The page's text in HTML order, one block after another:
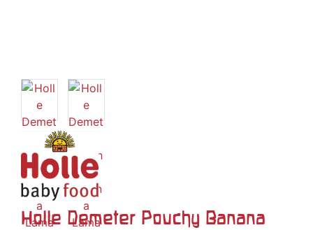
Holle Demeter Pouchy Banana